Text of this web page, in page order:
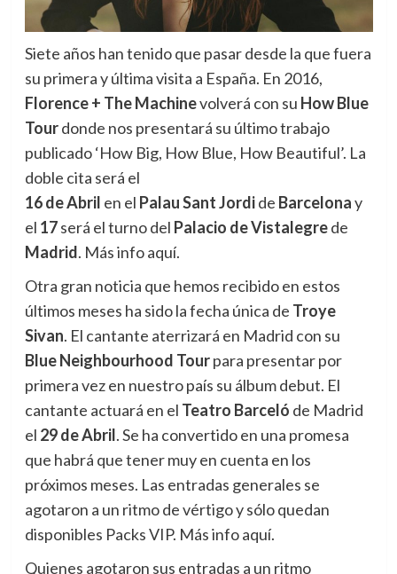
Siete años han tenido que pasar desde la que fuera
su primera y última visita a España. En 2016,
Florence + The Machinevolverá con su How Blue
Tourdonde nos presentará su último trabajo
publicado ‘How Big, How Blue, How Beautiful’. La
doble cita será el
16 de Abril en el Palau Sant Jordide Barcelonay
el 17será el turno del Palacio de Vistalegrede
Madrid. Más info aquí.
Otra gran noticia que hemos recibido en estos
últimos meses ha sido la fecha única de Troye
Sivan. El cantante aterrizará en Madrid con su
Blue Neighbourhood Tourpara presentar por
primera vez en nuestro país su álbum debut. El
cantante actuará en el Teatro Barceló de Madrid
el 29 de Abril. Se ha convertido en una promesa
que habrá que tener muy en cuenta en los
próximos meses. Las entradas generales se
agotaron a un ritmo de vértigo y sólo quedan
disponibles Packs VIP. Más info aquí.
Quienes agotaron sus entradas a un ritmo